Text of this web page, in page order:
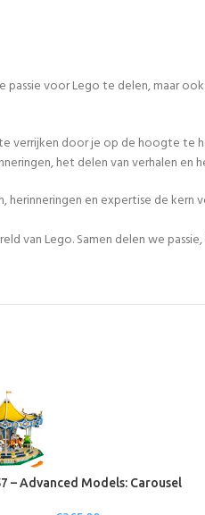
voor Lego te delen, maar
verrijken door je op de hoogte te
het delen van verhalen
en expertise de kern
Lego. Samen delen we
– Advanced Models: Carousel